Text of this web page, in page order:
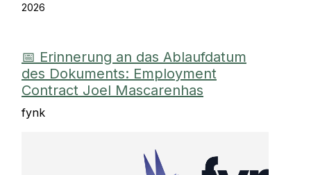
2026
📅 Erinnerung an das Ablaufdatum
des Dokuments: Employment
Contract Joel Mascarenhas
fynk